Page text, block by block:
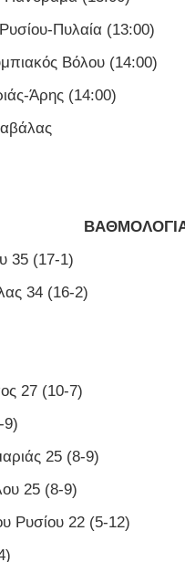
Πυλαία (13:00)
Βόλου (14:00)
Άρης (14:00)
35 (17-1)
34 (16-2)
27 (10-7)
9)
25 (8-9)
25 (8-9)
Ρυσίου 22 (5-12)